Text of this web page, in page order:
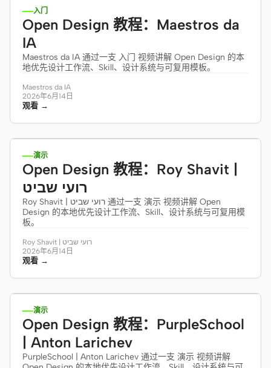
入门
Open Design 教程：Maestros da
IA
Maestros da IA 通过一支 入门 视频讲解 Open Design 的本
地优先设计工作流、Skill、设计系统与可复用模板。
Maestros da IA
2026年6月14日
观看 →
14:26
演示
Open Design 教程：Roy Shavit |
רועי שביט
Roy Shavit | רועי שביט 通过一支 演示 视频讲解 Open
Design 的本地优先设计工作流、Skill、设计系统与可复用模
板。
Roy Shavit | רועי שביט
2026年6月14日
观看 →
23:51
演示
Open Design 教程：PurpleSchool
| Anton Larichev
PurpleSchool | Anton Larichev 通过一支 演示 视频讲解